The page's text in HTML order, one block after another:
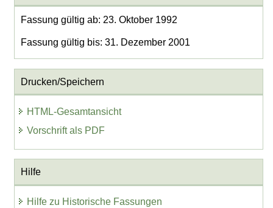
Fassung gültig ab: 23. Oktober 1992
Fassung gültig bis: 31. Dezember 2001
Drucken/Speichern
HTML-Gesamtansicht
Vorschrift als PDF
Hilfe
Hilfe zu Historische Fassungen